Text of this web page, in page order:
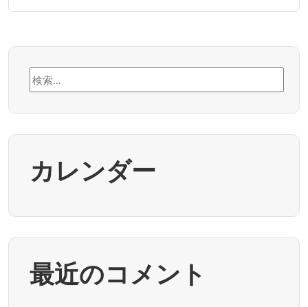
検
索:
カレンダー
最近のコメント